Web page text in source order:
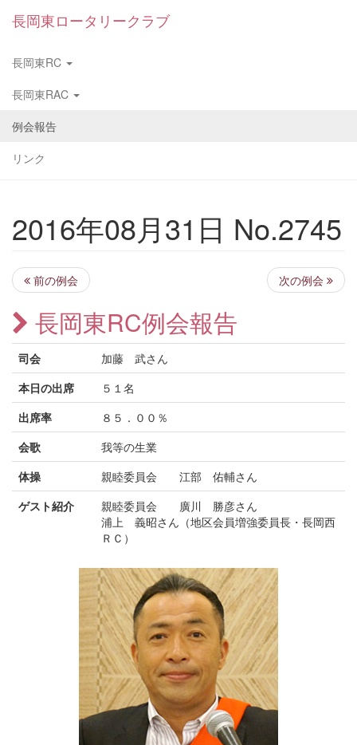
長岡東ロータリークラブ
長岡東RC
長岡東RAC
例会報告
リンク
2016年08月31日 No.2745
前の例会 次の例会
長岡東RC例会報告
司会
加藤 武さん
本日の出席
５１名
出席率
８５．００％
会歌
我等の生業
体操
親睦委員会 江部 佑輔さん
ゲスト紹介
親睦委員会 廣川 勝彦さん
浦上 義昭さん（地区会員増強委員長・長岡西
ＲＣ）